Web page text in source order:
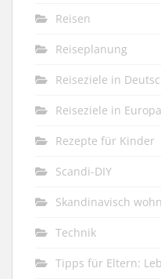
Reisen
Reiseplanung
Reiseziele in
Reiseziele in Europa
Rezepte für Kinder
Scandi-DIY
Skandinavisch
Technik
Tipps für Eltern: